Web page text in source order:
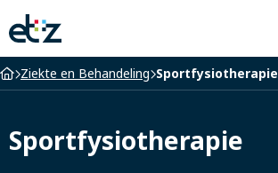
Elisabeth-
TweeSteden
Ziekenhuis
Home
Ziekte en Behandeling Sportfysiotherapie
Sportfysiotherapie